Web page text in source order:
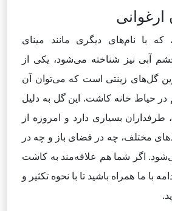
که با نام‌های دیگری مانند مینای
آبی نیز شناخته می‌شود، یکی از
گل‌های زینتی است که می‌توان آن
در حیاط خانه کاشت. این گل به دلیل
بسیاری دارد و امروزه از
مختلف، چه در فضای باز و چه در
اگر شما هم علاقه‌مند به کاشت
با ما همراه باشید تا با نحوه تکثیر و